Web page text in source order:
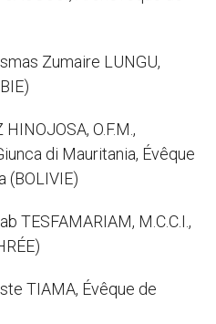
Zumaire LUNGU,
O.F.M.,
di Mauritania, Évêque
(BOLIVIE)
TESFAMARIAM, M.C.C.I.,
TIAMA, Évêque de